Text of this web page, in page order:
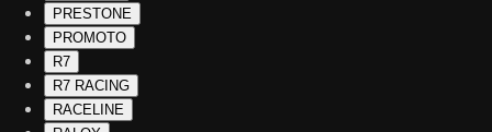
PRESTONE
PROMOTO
R7
R7 RACING
RACELINE